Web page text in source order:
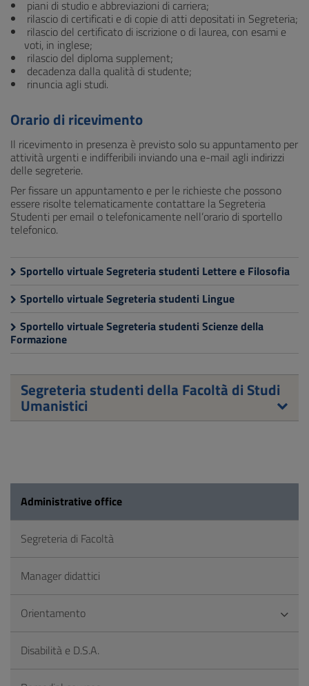
piani di studio e abbreviazioni di carriera;
rilascio di certificati e di copie di atti depositati in Segreteria;
rilascio del certificato di iscrizione o di laurea, con esami e
voti, in inglese;
rilascio del diploma supplement;
decadenza dalla qualità di studente;
rinuncia agli studi.
Orario di ricevimento
Il ricevimento in presenza è previsto solo su appuntamento per
attività urgenti e indifferibili inviando una e-mail agli indirizzi
delle segreterie.
Per fissare un appuntamento e per le richieste che possono
essere risolte telematicamente contattare la Segreteria
Studenti per email o telefonicamente nell’orario di sportello
telefonico.
Sportello virtuale Segreteria studenti Lettere e Filosofia
Sportello virtuale Segreteria studenti Lingue
Sportello virtuale Segreteria studenti Scienze della
Formazione
Segreteria studenti della Facoltà di Studi
Umanistici
Administrative office
Segreteria di Facoltà
Manager didattici
Orientamento
Disabilità e D.S.A.